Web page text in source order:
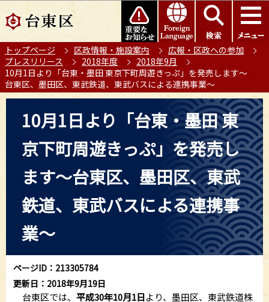
の
ー
ジ
の
先
このページの本文へ移動
トップページ 区政情報・施設案内
広報・区政への参加
プレスリリース
2018年度
2018年9月
10月1日より「台東・墨田 東京下町周遊きっぷ」を発売します～
台東区、墨田区、東武鉄道、東武バスによる連携事業～
10月1日より「台東・墨田 東
京下町周遊きっぷ」を発売し
ます～台東区、墨田区、東武
鉄道、東武バスによる連携事
業～
ページID：213305784
更新日：2018年9月19日
台東区では、 平成30年10月1日より、墨田区、東武鉄道株